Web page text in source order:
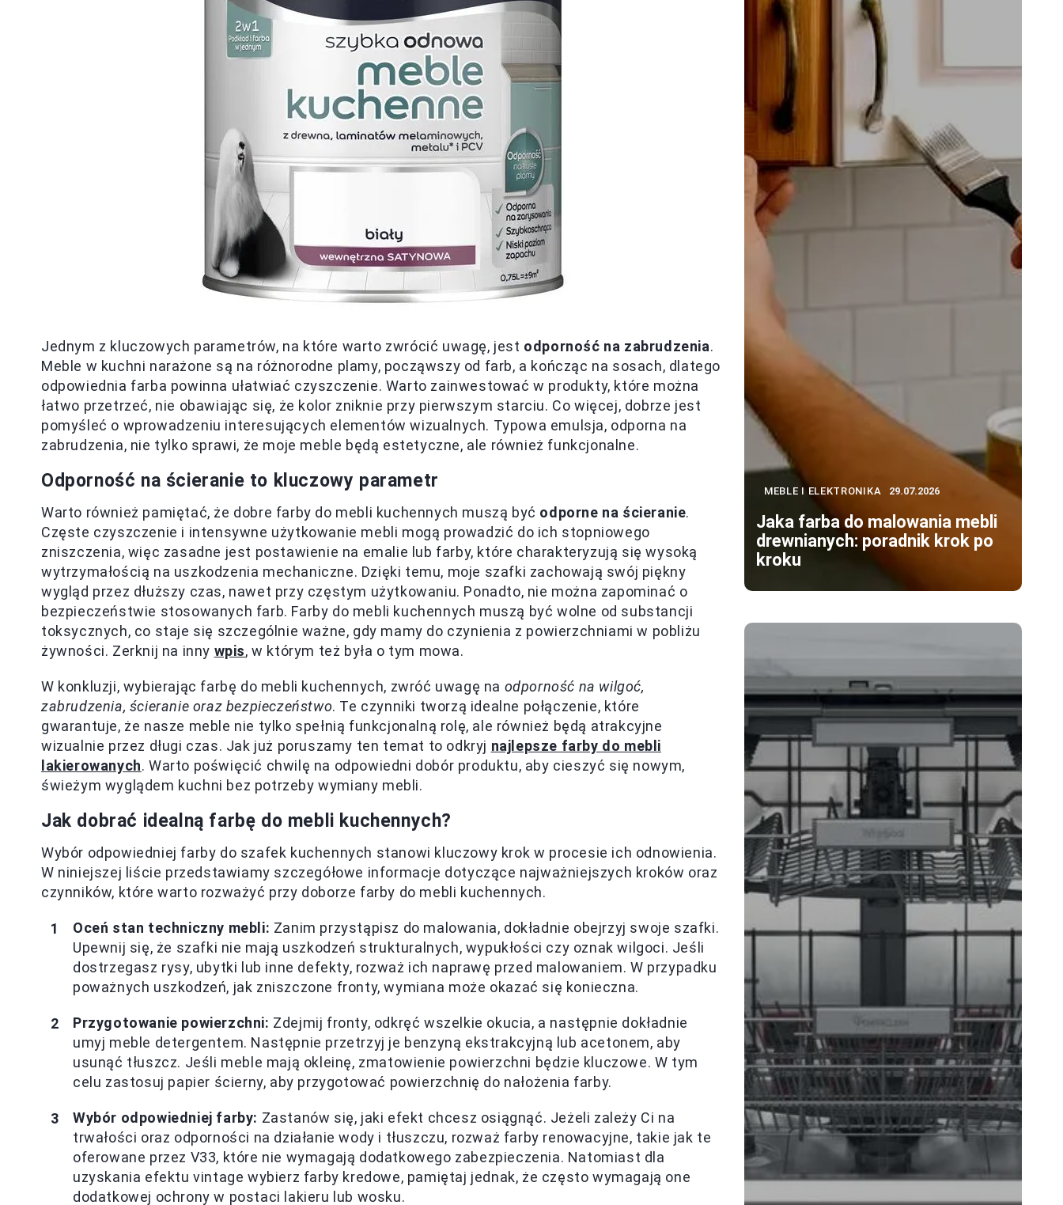
Jednym z kluczowych parametrów, na które warto zwrócić uwagę, jest odporność na zabrudzenia.
Meble w kuchni narażone są na różnorodne plamy, począwszy od farb, a kończąc na sosach, dlatego
odpowiednia farba powinna ułatwiać czyszczenie. Warto zainwestować w produkty, które można
łatwo przetrzeć, nie obawiając się, że kolor zniknie przy pierwszym starciu. Co więcej, dobrze jest
pomyśleć o wprowadzeniu interesujących elementów wizualnych. Typowa emulsja, odporna na
zabrudzenia, nie tylko sprawi, że moje meble będą estetyczne, ale również funkcjonalne.
Odporność na ścieranie to kluczowy parametr
Warto również pamiętać, że dobre farby do mebli kuchennych muszą być odporne na ścieranie.
Częste czyszczenie i intensywne użytkowanie mebli mogą prowadzić do ich stopniowego
zniszczenia, więc zasadne jest postawienie na emalie lub farby, które charakteryzują się wysoką
wytrzymałością na uszkodzenia mechaniczne. Dzięki temu, moje szafki zachowają swój piękny
wygląd przez dłuższy czas, nawet przy częstym użytkowaniu. Ponadto, nie można zapominać o
bezpieczeństwie stosowanych farb. Farby do mebli kuchennych muszą być wolne od substancji
toksycznych, co staje się szczególnie ważne, gdy mamy do czynienia z powierzchniami w pobliżu
żywności. Zerknij na inny wpis, w którym też była o tym mowa.
W konkluzji, wybierając farbę do mebli kuchennych, zwróć uwagę na odporność na wilgoć,
zabrudzenia, ścieranie oraz bezpieczeństwo. Te czynniki tworzą idealne połączenie, które
gwarantuje, że nasze meble nie tylko spełnią funkcjonalną rolę, ale również będą atrakcyjne
wizualnie przez długi czas. Jak już poruszamy ten temat to odkryj najlepsze farby do mebli
lakierowanych. Warto poświęcić chwilę na odpowiedni dobór produktu, aby cieszyć się nowym,
świeżym wyglądem kuchni bez potrzeby wymiany mebli.
Jak dobrać idealną farbę do mebli kuchennych?
Wybór odpowiedniej farby do szafek kuchennych stanowi kluczowy krok w procesie ich odnowienia.
W niniejszej liście przedstawiamy szczegółowe informacje dotyczące najważniejszych kroków oraz
czynników, które warto rozważyć przy doborze farby do mebli kuchennych.
Oceń stan techniczny mebli: Zanim przystąpisz do malowania, dokładnie obejrzyj swoje szafki.
Upewnij się, że szafki nie mają uszkodzeń strukturalnych, wypukłości czy oznak wilgoci. Jeśli
dostrzegasz rysy, ubytki lub inne defekty, rozważ ich naprawę przed malowaniem. W przypadku
poważnych uszkodzeń, jak zniszczone fronty, wymiana może okazać się konieczna.
Przygotowanie powierzchni: Zdejmij fronty, odkręć wszelkie okucia, a następnie dokładnie
umyj meble detergentem. Następnie przetrzyj je benzyną ekstrakcyjną lub acetonem, aby
usunąć tłuszcz. Jeśli meble mają okleinę, zmatowienie powierzchni będzie kluczowe. W tym
celu zastosuj papier ścierny, aby przygotować powierzchnię do nałożenia farby.
Wybór odpowiedniej farby: Zastanów się, jaki efekt chcesz osiągnąć. Jeżeli zależy Ci na
trwałości oraz odporności na działanie wody i tłuszczu, rozważ farby renowacyjne, takie jak te
oferowane przez V33, które nie wymagają dodatkowego zabezpieczenia. Natomiast dla
uzyskania efektu vintage wybierz farby kredowe, pamiętaj jednak, że często wymagają one
dodatkowej ochrony w postaci lakieru lub wosku.
MEBLE I ELEKTRONIKA 29.07.2026
Jaka farba do malowania mebli
drewnianych: poradnik krok po
kroku